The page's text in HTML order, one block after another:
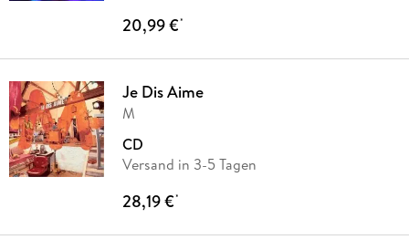
20,99 €*
Je Dis Aime
M
CD
Versand in 3-5 Tagen
28,19 €*